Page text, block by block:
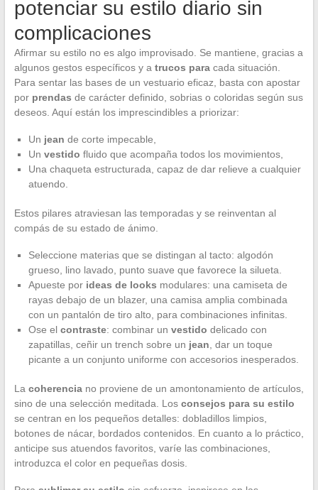
potenciar su estilo diario sin
complicaciones
Afirmar su estilo no es algo improvisado. Se mantiene, gracias a
algunos gestos específicos y a trucos paracada situación.
Para sentar las bases de un vestuario eficaz, basta con apostar
por prendas de carácter definido, sobrias o coloridas según sus
deseos. Aquí están los imprescindibles a priorizar:
Un jean de corte impecable,
Un vestido fluido que acompaña todos los movimientos,
Una chaqueta estructurada, capaz de dar relieve a cualquier
atuendo.
Estos pilares atraviesan las temporadas y se reinventan al
compás de su estado de ánimo.
Seleccione materias que se distingan al tacto: algodón
grueso, lino lavado, punto suave que favorece la silueta.
Apueste por ideas de looks modulares: una camiseta de
rayas debajo de un blazer, una camisa amplia combinada
con un pantalón de tiro alto, para combinaciones infinitas.
Ose el contraste: combinar un vestido delicado con
zapatillas, ceñir un trench sobre un jean , dar un toque
picante a un conjunto uniforme con accesorios inesperados.
La coherenciano proviene de un amontonamiento de artículos,
sino de una selección meditada. Los consejos para su estilo
se centran en los pequeños detalles: dobladillos limpios,
botones de nácar, bordados contenidos. En cuanto a lo práctico,
anticipe sus atuendos favoritos, varíe las combinaciones,
introduzca el color en pequeñas dosis.